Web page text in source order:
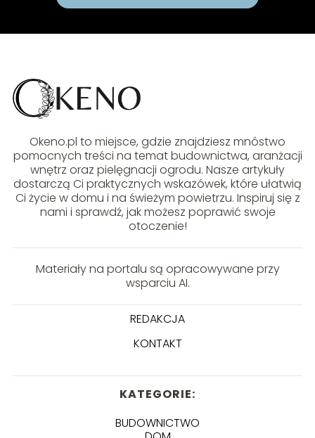
Okeno.pl to miejsce, gdzie znajdziesz mnóstwo
pomocnych treści na temat budownictwa, aranżacji
wnętrz oraz pielęgnacji ogrodu. Nasze artykuły
dostarczą Ci praktycznych wskazówek, które ułatwią
Ci życie w domu i na świeżym powietrzu. Inspiruj się z
nami i sprawdź, jak możesz poprawić swoje
otoczenie!
Materiały na portalu są opracowywane przy
wsparciu AI.
REDAKCJA
KONTAKT
KATEGORIE:
BUDOWNICTWO